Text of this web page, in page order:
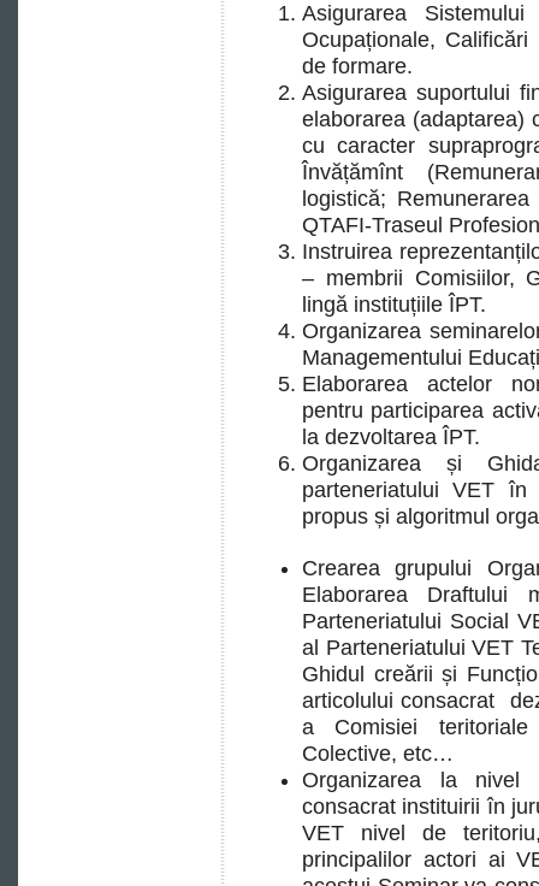
Asigurarea
Ocupaționale,
de formare.
Asigurarea suportului
elaborarea (adaptarea)
cu caracter
Învățămînt
logistică;
QTAFI-Traseul
Instruirea
– membrii Comisiilor,
lingă instituțiile ÎPT.
Organizarea
Managementului
Elaborarea actelor
pentru participarea
la dezvoltarea ÎPT.
Organizarea și
parteneriatului VET
propus și algoritmul
Crearea grupului
Elaborarea Draftului
Parteneriatului Social
al Parteneriatului VET
Ghidul creării și
articolului consacrat
a Comisiei
Colective, etc…
Organizarea la
consacrat instituirii în
VET nivel de
principalilor actori ai